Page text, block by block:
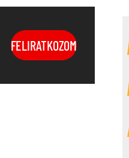
FELIRATKOZOM